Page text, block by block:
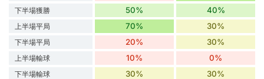
下半場獲勝 50% 40%
上半場平局 70% 30%
下半場平局 20% 30%
上半場輸球 10% 0%
下半場輸球 30% 30%